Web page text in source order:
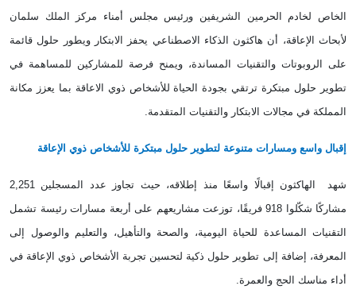
الخاص لخادم الحرمين الشريفين ورئيس مجلس أمناء مركز الملك سلمان
لأبحاث الإعاقة، أن هاكثون الذكاء الاصطناعي يحفز الابتكار ويطور حلول قائمة
على الروبوتات والتقنيات المساندة، ويمنح فرصة للمشاركين للمساهمة في
تطوير حلول مبتكرة ترتقي بجودة الحياة للأشخاص ذوي الاعاقة بما يعزز مكانة
المملكة في مجالات الابتكار والتقنيات المتقدمة.
إقبال واسع ومسارات متنوعة لتطوير حلول مبتكرة للأشخاص ذوي الإعاقة
شهد الهاكثون إقبالًا واسعًا منذ إطلاقه، حيث تجاوز عدد المسجلين 2,251
مشاركًا شكّلوا 918 فريقًا، توزعت مشاريعهم على أربعة مسارات رئيسة تشمل
التقنيات المساعدة للحياة اليومية، والصحة والتأهيل، والتعليم والوصول إلى
المعرفة، إضافة إلى تطوير حلول ذكية لتحسين تجربة الأشخاص ذوي الإعاقة في
أداء مناسك الحج والعمرة.